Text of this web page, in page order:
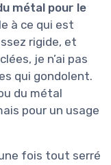
métal pour le
à ce qui est
rigide, et
je n’ai pas
qui gondolent.
du métal
pour un usage
fois tout serré